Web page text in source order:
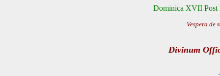
Dominica XVII Post
Vespera de
Divinum